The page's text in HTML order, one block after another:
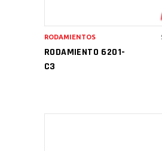
RODAMIENTO 6201-
C3
RODAMIENTOS